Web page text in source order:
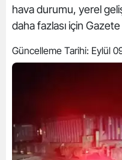
hava durumu, yerel
daha fazlası için
Güncelleme Tarihi: Eylül